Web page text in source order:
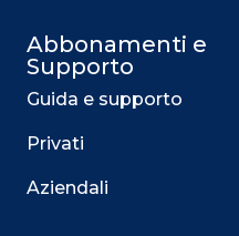
Abbonamenti e
Supporto
Guida e supporto
Privati
Aziendali